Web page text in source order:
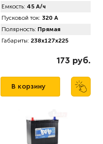
Емкость: 45 А/ч
Пусковой ток: 320 А
Полярность: Прямая
Габариты: 238x127x225
173 руб.
В корзину